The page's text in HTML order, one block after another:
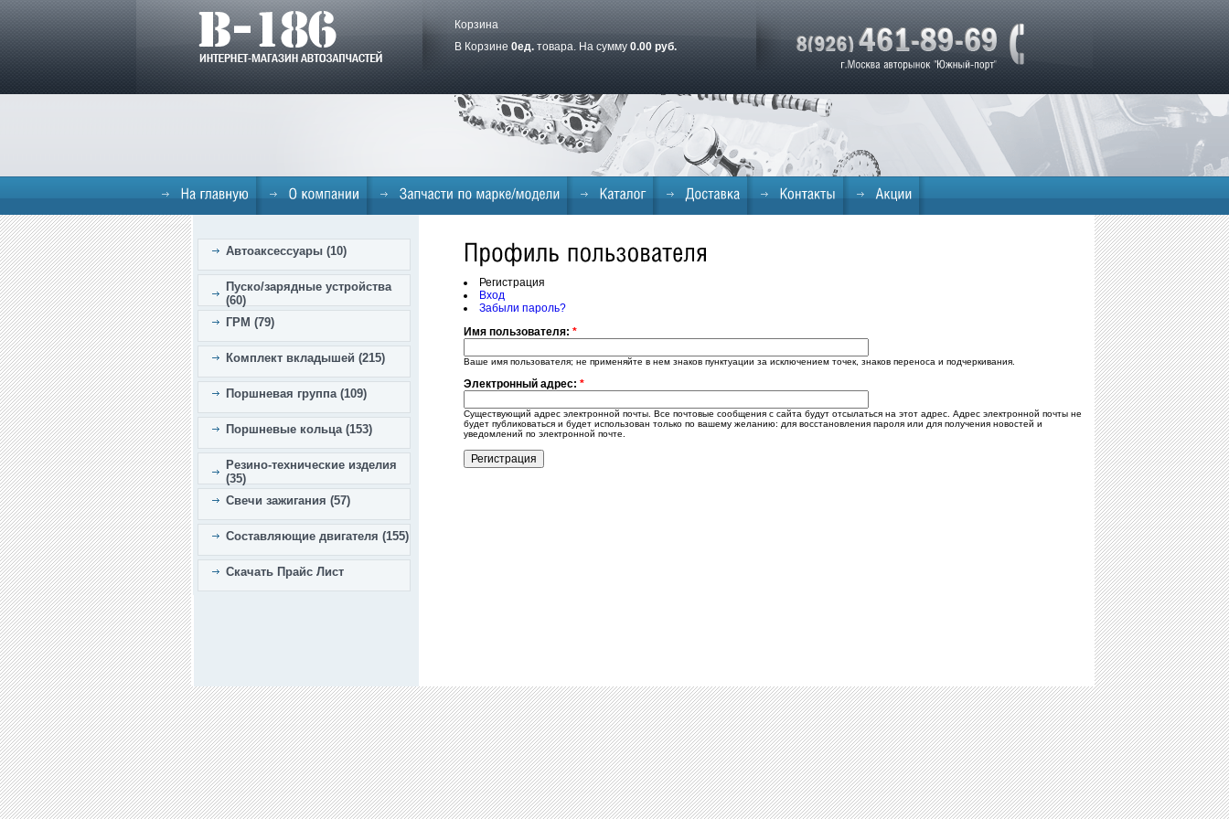
Корзина
В Корзине 0ед. товара. На сумму 0.00 руб.
Автоаксессуары (10)
Пуско/зарядные устройства
(60)
ГРМ (79)
Комплект вкладышей (215)
Поршневая группа (109)
Поршневые кольца (153)
Резино-технические изделия
(35)
Свечи зажигания (57)
Составляющие двигателя (155)
Скачать Прайс Лист
Регистрация
Вход
Забыли пароль?
Имя пользователя: *
Ваше имя пользователя; не применяйте в нем знаков пунктуации за исключением точек, знаков переноса и подчеркивания.
Электронный адрес: *
Существующий адрес электронной почты. Все почтовые сообщения с сайта будут отсылаться на этот адрес. Адрес электронной почты не
будет публиковаться и будет использован только по вашему желанию: для восстановления пароля или для получения новостей и
уведомлений по электронной почте.